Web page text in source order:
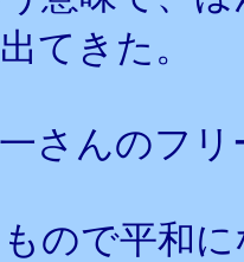
てきた。
さんのフリ
ので平和